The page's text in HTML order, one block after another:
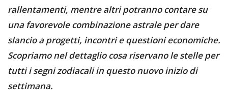
rallentamenti, mentre altri potranno contare su
una favorevole combinazione astrale per dare
slancio a progetti, incontri e questioni economiche.
Scopriamo nel dettaglio cosa riservano le stelle per
tutti i segni zodiacali in questo nuovo inizio di
settimana.